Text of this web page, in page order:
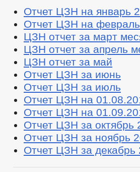
Отчет ЦЗН на январь
Отчет ЦЗН на февраль
ЦЗН отчет за март
ЦЗН отчет за апрель
ЦЗН отчет за май
Отчет ЦЗН за июнь
Отчет ЦЗН за июль
Отчет ЦЗН на
Отчет ЦЗН на
Отчет ЦЗН за октябрь
Отчет ЦЗН за ноябрь
Отчет ЦЗН за декабрь